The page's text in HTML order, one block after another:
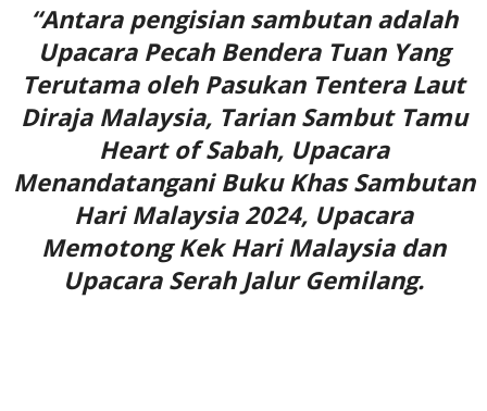
“Antara pengisian sambutan adalah
Upacara Pecah Bendera Tuan Yang
Terutama oleh Pasukan Tentera Laut
Diraja Malaysia, Tarian Sambut Tamu
Heart of Sabah, Upacara
Menandatangani Buku Khas Sambutan
Hari Malaysia 2024, Upacara
Memotong Kek Hari Malaysia dan
Upacara Serah Jalur Gemilang.